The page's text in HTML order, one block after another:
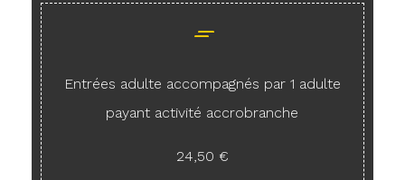
Entrées adulte accompagnés par 1 adulte
payant activité accrobranche
24,50 €